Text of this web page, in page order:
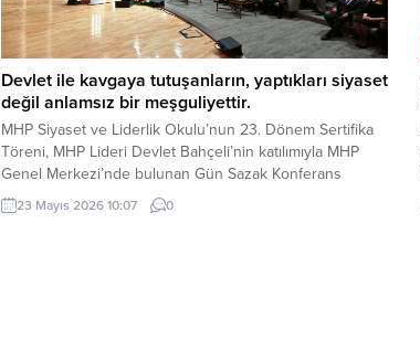
Devlet ile kavgaya tutuşanların, yaptıkları siyaset
değil anlamsız bir meşguliyettir.
MHP Siyaset ve Liderlik Okulu’nun 23. Dönem Sertifika
Töreni, MHP Lideri Devlet Bahçeli’nin katılımıyla MHP
Genel Merkezi’nde bulunan Gün Sazak Konferans
Salonu’nda gerçekleştirildi. Törende konuşan MHP Lideri
Devlet Bahçeli, gündeme ilişkin önemli
23 Mayıs 2026 10:07 0